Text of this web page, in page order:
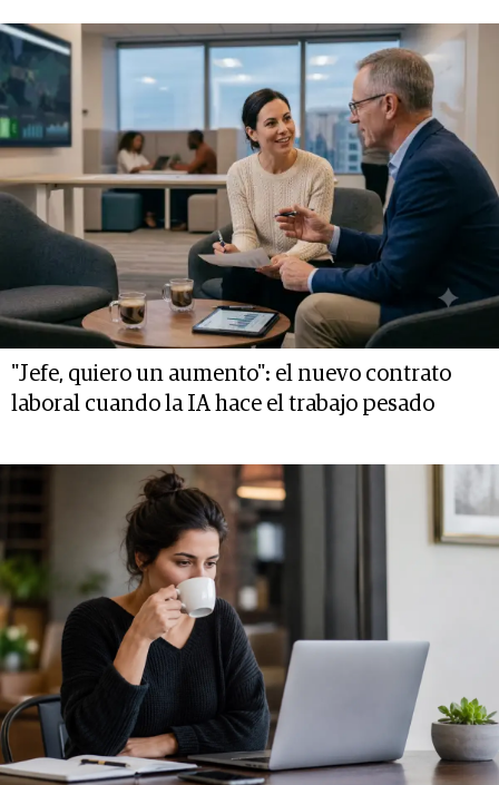
"Jefe, quiero un aumento": el nuevo contrato
laboral cuando la IA hace el trabajo pesado